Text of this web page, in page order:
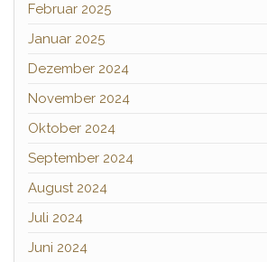
Februar 2025
Januar 2025
Dezember 2024
November 2024
Oktober 2024
September 2024
August 2024
Juli 2024
Juni 2024